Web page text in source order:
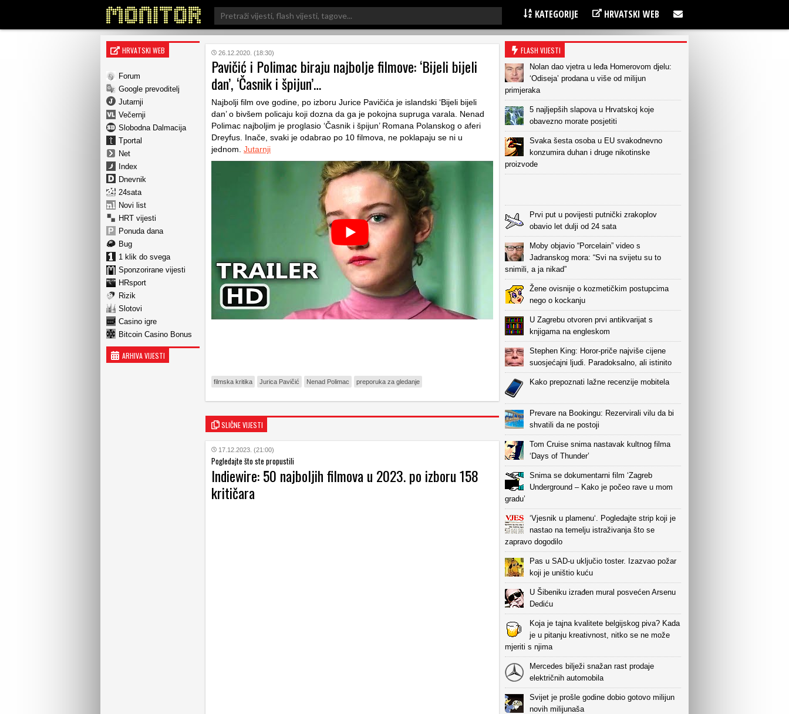
Search
for:
KATEGORIJE HRVATSKI WEB
HRVATSKI WEB
Forum
Google prevoditelj
Jutarnji
Večernji
Slobodna Dalmacija
Tportal
Net
Index
Dnevnik
24sata
Novi list
HRT vijesti
Ponuda dana
Bug
1 klik do svega
Sponzorirane vijesti
HRsport
Rizik
Slotovi
Casino igre
Bitcoin Casino Bonus
ARHIVA VIJESTI
26.12.2020. (18:30)
Pavičić i Polimac biraju najbolje filmove: ‘Bijeli bijeli
dan’, ‘Časnik i špijun’…
Najbolji film ove godine, po izboru Jurice Pavičića je islandski ‘Bijeli bijeli
dan’ o bivšem policaju koji dozna da ga je pokojna supruga varala. Nenad
Polimac najboljim je proglasio ‘Časnik i špijun’ Romana Polanskog o aferi
Dreyfus. Inače, svaki je odabrao po 10 filmova, ne poklapaju se ni u
jednom. Jutarnji
filmska kritika Jurica Pavičić Nenad Polimac preporuka za gledanje
SLIČNE VIJESTI
17.12.2023. (21:00)
Pogledajte što ste propustili
Indiewire: 50 najboljih filmova u 2023. po izboru 158
kritičara
FLASH VIJESTI
Nolan dao vjetra u leđa Homerovom djelu:
‘Odiseja’ prodana u više od milijun
primjeraka
5 najljepših slapova u Hrvatskoj koje
obavezno morate posjetiti
Svaka šesta osoba u EU svakodnevno
konzumira duhan i druge nikotinske
proizvode
Prvi put u povijesti putnički zrakoplov
obavio let dulji od 24 sata
Moby objavio “Porcelain” video s
Jadranskog mora: “Svi na svijetu su to
snimili, a ja nikad”
Žene ovisnije o kozmetičkim postupcima
nego o kockanju
U Zagrebu otvoren prvi antikvarijat s
knjigama na engleskom
Stephen King: Horor-priče najviše cijene
suosjećajni ljudi. Paradoksalno, ali istinito
Kako prepoznati lažne recenzije mobitela
Prevare na Bookingu: Rezervirali vilu da bi
shvatili da ne postoji
Tom Cruise snima nastavak kultnog filma
‘Days of Thunder’
Snima se dokumentarni film ‘Zagreb
Underground – Kako je počeo rave u mom
gradu’
‘Vjesnik u plamenu‘. Pogledajte strip koji je
nastao na temelju istraživanja što se
zapravo dogodilo
Pas u SAD-u uključio toster. Izazvao požar
koji je uništio kuću
U Šibeniku izrađen mural posvećen Arsenu
Dediću
Koja je tajna kvalitete belgijskog piva? Kada
je u pitanju kreativnost, nitko se ne može
mjeriti s njima
Mercedes bilježi snažan rast prodaje
električnih automobila
Svijet je prošle godine dobio gotovo milijun
novih milijunaša